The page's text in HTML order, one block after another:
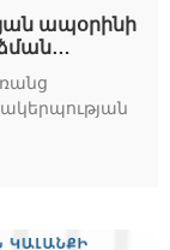
ապօրինի